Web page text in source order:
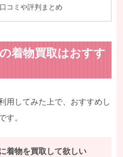
コミや評判まとめ
着物買取はおすす
用してみた上で、おすすめし
。
着物を買取して欲しい